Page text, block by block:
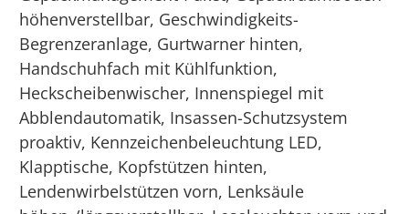
höhenverstellbar, Geschwindigkeits-
Begrenzeranlage, Gurtwarner hinten,
Handschuhfach mit Kühlfunktion,
Heckscheibenwischer, Innenspiegel mit
Abblendautomatik, Insassen-Schutzsystem
proaktiv, Kennzeichenbeleuchtung LED,
Klapptische, Kopfstützen hinten,
Lendenwirbelstützen vorn, Lenksäule